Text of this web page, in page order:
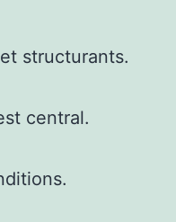
structurants.
central.